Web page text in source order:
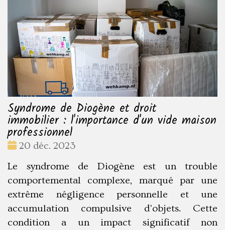
Syndrome de Diogène et droit
immobilier : l'importance d'un vide maison
professionnel
Date
20 déc. 2023
Le syndrome de Diogène est un trouble
comportemental complexe, marqué par une
extrême négligence personnelle et une
accumulation compulsive d'objets. Cette
condition a un impact significatif non